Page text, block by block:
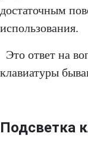
достаточным
использования.
Это ответ на
клавиатуры
Подсветка